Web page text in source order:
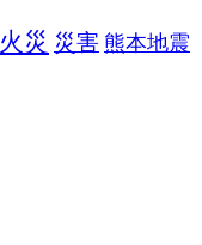
火災 災害 熊本地震